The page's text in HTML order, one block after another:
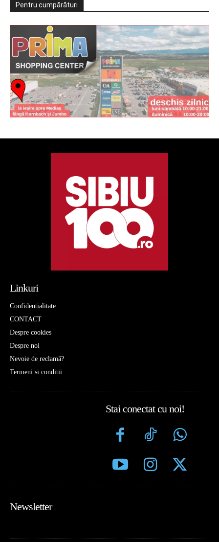
Pentru cumpărături
Linkuri
Confidentialitate
CONTACT
Despre cookies
Despre noi
Nevoie de reclamă?
Termeni si conditii
Stai conectat cu noi!
Newsletter